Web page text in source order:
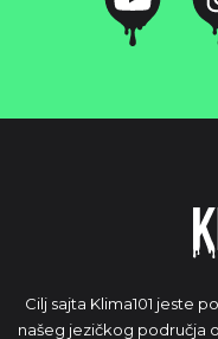
Cilj sajta Klima101 jeste
našeg jezičkog područja